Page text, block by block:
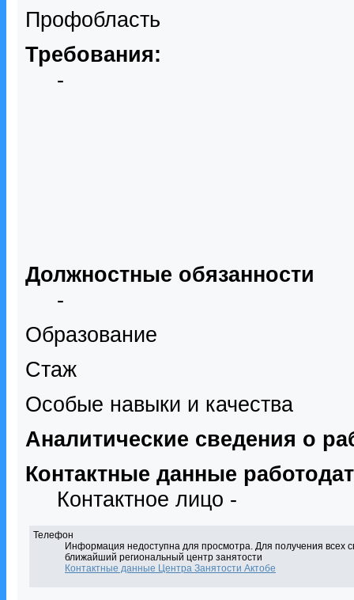
Профобласть
Требования:
-
Должностные обязанности
-
Образование
Стаж
Особые навыки и качества
Аналитические сведения о
Контактные данные
Контактное лицо -
Телефон
Информация недоступна для просмотра. Для получения всех
ближайший региональный центр занятости
Контактные данные Центра Занятости Актобе